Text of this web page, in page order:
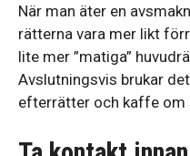
När man äter en
rätterna vara mer likt
lite mer ”matiga”
Avslutningsvis brukar
efterrätter och kaffe om